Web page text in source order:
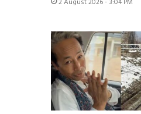
2 August 2026 - 3:04 PM